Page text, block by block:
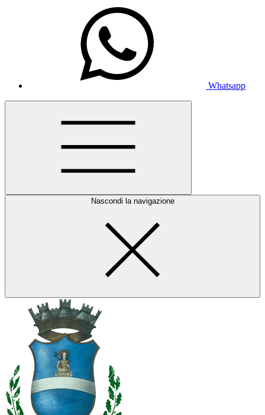
Whatsapp
Nascondi la navigazione